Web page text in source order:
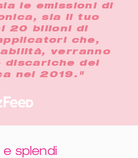
le emissioni di
sia il tuo
20 bilioni di
che,
verranno
discariche del
nel 2019."
splendi